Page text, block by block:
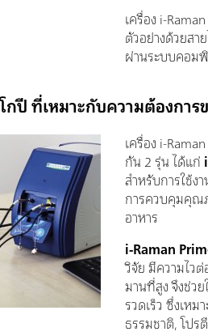
เครื่อง i-
ตัวอย่างด้วยส
ผ่านระบบคอม
กปี ที่เหมาะกับความต้องกา
เครื่อง i-
กัน 2 รุ่น ได้แก่
สำหรับการใช้ง
การควบคุมคุณ
อาหาร
i-Raman
วิจัย มีความไ
มานที่สูง จึงช่วย
รวดเร็ว ซึ่งเห
ธรรมชาติ, โปร